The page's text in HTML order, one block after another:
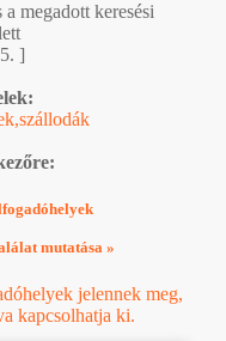
megadott keresési
]
mutatása »
jelennek meg,
kapcsolhatja ki.